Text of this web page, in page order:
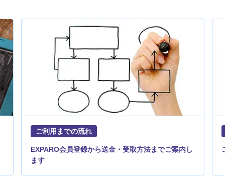
ご利用までの流れ
EXPARO会員登録から送金・受取方法までご案内し
ます